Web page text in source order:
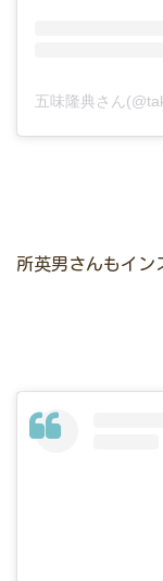
五味隆典さん
所英男さんもイン